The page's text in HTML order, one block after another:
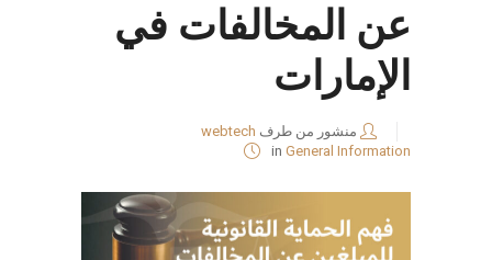
عن المخالفات في
الإمارات
منشور من طرف webtech
in General Information